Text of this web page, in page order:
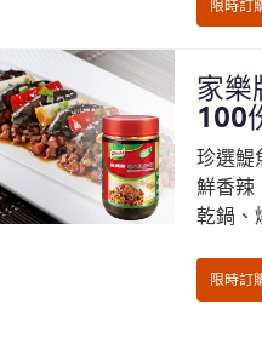
家樂
100
珍選鯷
鮮香辣
乾鍋、